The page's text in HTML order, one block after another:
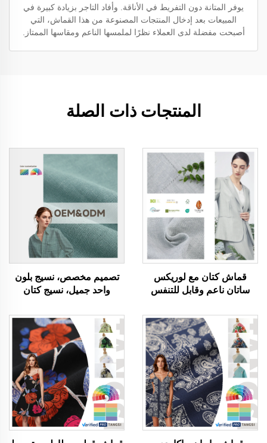
يوفر المتانة دون التفريط في الأناقة. وأفاد التاجر بزيادة كبيرة في
المبيعات بعد إدخال المنتجات المصنوعة من هذا القماش، التي
أصبحت مفضلة لدى العملاء نظرًا لملمسها الناعم ومقاسها الممتاز.
المنتجات ذات الصلة
قماش كتان مع لوريكس
ساتان ناعم وقابل للتنفس
البشرة أقمشة ملابس للرجال
والنساء تستخدم في صنع
الملابس
تصميم مخصص، نسيج بلون
واحد جميل، نسيج كتان
لأسلوب ملابس عصري
للفساتين، نسيج كتان